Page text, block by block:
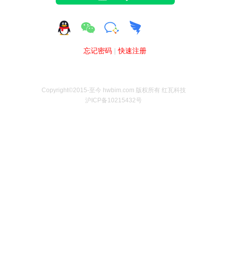
忘记密码 | 快速注册
Copyright©2015-至今 hwbim.com 版权所有 红瓦科技
沪ICP备10215432号